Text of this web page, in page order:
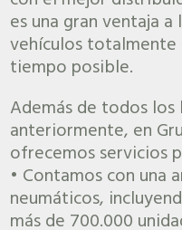
es una gran ventaja
vehículos totalmente
tiempo posible.
Además de todos
anteriormente, en
ofrecemos servicios
• Contamos con una
neumáticos,
más de 700.000